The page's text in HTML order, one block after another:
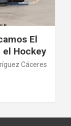
El
el Hockey
Cáceres